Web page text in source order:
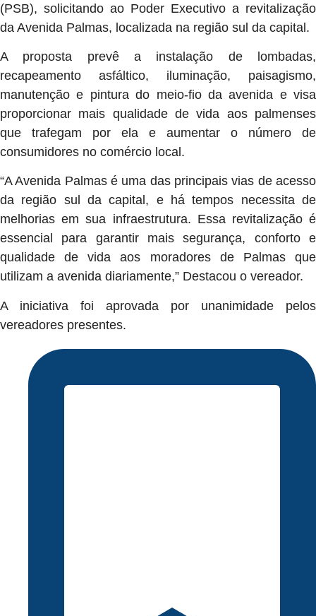
(PSB), solicitando ao Poder Executivo a revitalização
da Avenida Palmas, localizada na região sul da capital.
A proposta prevê a instalação de lombadas,
recapeamento asfáltico, iluminação, paisagismo,
manutenção e pintura do meio-fio da avenida e visa
proporcionar mais qualidade de vida aos palmenses
que trafegam por ela e aumentar o número de
consumidores no comércio local.
“A Avenida Palmas é uma das principais vias de acesso
da região sul da capital, e há tempos necessita de
melhorias em sua infraestrutura. Essa revitalização é
essencial para garantir mais segurança, conforto e
qualidade de vida aos moradores de Palmas que
utilizam a avenida diariamente,” Destacou o vereador.
A iniciativa foi aprovada por unanimidade pelos
vereadores presentes.